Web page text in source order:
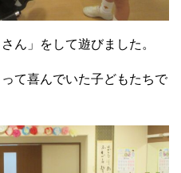
ん」をして遊びました。
て喜んでいた子どもたちで